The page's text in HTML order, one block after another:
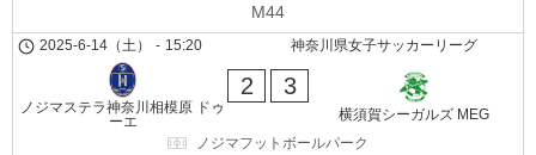
M44
神奈川県女子サッカーリーグ
2025-6-14（土） - 15:20
ノジマステラ神奈川相模原 ドゥ
ーエ
2 3
横須賀シーガルズ MEG
ノジマフットボールパーク